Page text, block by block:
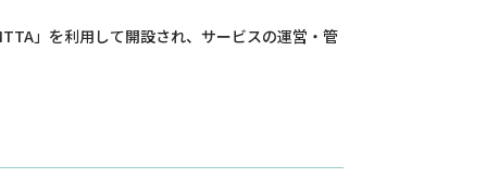
」を利用して開設され、サービスの運営・管